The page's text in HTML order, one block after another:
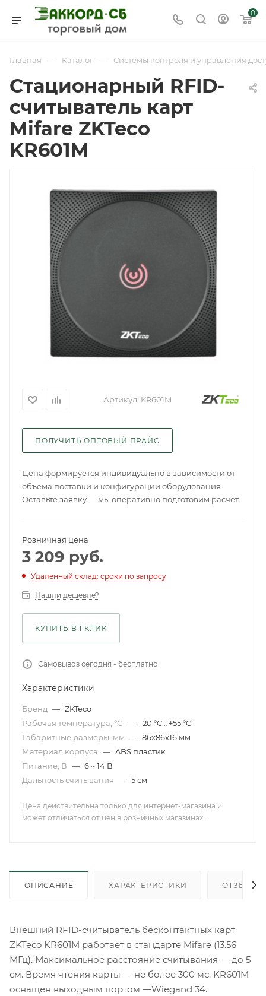
0
Главная — Каталог — Системы контроля и управления
Стационарный RFID-
считыватель карт
Mifare ZKTeco
KR601M
Артикул: KR601M
ПОЛУЧИТЬ ОПТОВЫЙ ПРАЙС
Цена формируется индивидуально в зависимости от
объема поставки и конфигурации оборудования.
Оставьте заявку — мы оперативно подготовим расчет.
Розничная цена
3 209 руб.
Удаленный склад: сроки по запросу
Нашли дешевле?
КУПИТЬ В 1 КЛИК
Самовывоз сегодня - бесплатно
Характеристики
Бренд — ZKTeco
Рабочая температура, °С — -20 °С… +55 °C
Габаритные размеры, мм — 86x86x16 мм
Материал корпуса — ABS пластик
Питание, В — 6 ~ 14 В
Дальность считывания — 5 см
Цена действительна только для интернет-магазина и
может отличаться от цен в розничных магазинах .
ОПИСАНИЕ ХАРАКТЕРИСТИКИ ОТЗЫВЫ
Внешний RFID-считыватель бесконтактных карт
ZKTeco KR601M работает в стандарте Mifare (13.56
МГц). Максимальное расстояние считывания — до 5
см. Время чтения карты — не более 300 мс. KR601M
оснащен выходным портом —Wiegand 34.